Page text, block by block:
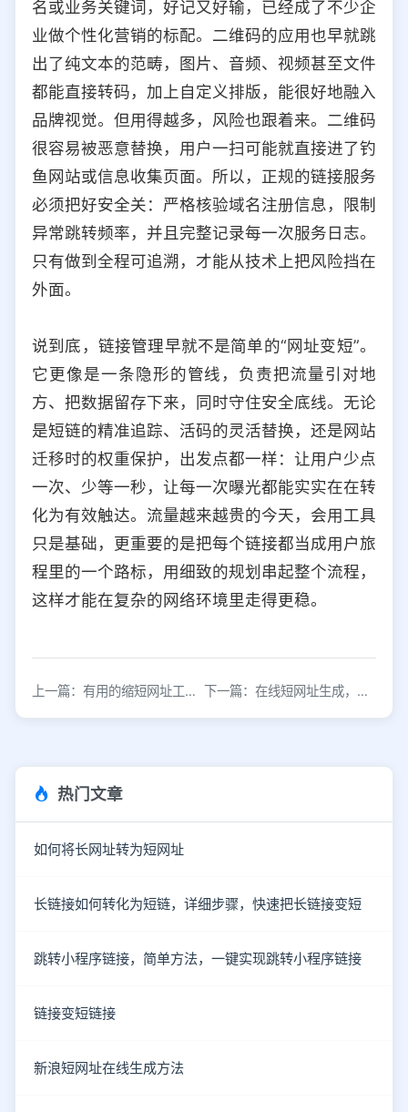
名或业务关键词，好记又好输，已经成了不少企
业做个性化营销的标配。二维码的应用也早就跳
出了纯文本的范畴，图片、音频、视频甚至文件
都能直接转码，加上自定义排版，能很好地融入
品牌视觉。但用得越多，风险也跟着来。二维码
很容易被恶意替换，用户一扫可能就直接进了钓
鱼网站或信息收集页面。所以，正规的链接服务
必须把好安全关：严格核验域名注册信息，限制
异常跳转频率，并且完整记录每一次服务日志。
只有做到全程可追溯，才能从技术上把风险挡在
外面。
说到底，链接管理早就不是简单的“网址变短”。
它更像是一条隐形的管线，负责把流量引对地
方、把数据留存下来，同时守住安全底线。无论
是短链的精准追踪、活码的灵活替换，还是网站
迁移时的权重保护，出发点都一样：让用户少点
一次、少等一秒，让每一次曝光都能实实在在转
化为有效触达。流量越来越贵的今天，会用工具
只是基础，更重要的是把每个链接都当成用户旅
程里的一个路标，用细致的规划串起整个流程，
这样才能在复杂的网络环境里走得更稳。
上一篇：有用的缩短网址工具，便于推广和转化 下一篇：在线短网址生成，高效引流便捷使用
热门文章
如何将长网址转为短网址
长链接如何转化为短链，详细步骤，快速把长链接变短
跳转小程序链接，简单方法，一键实现跳转小程序链接
链接变短链接
新浪短网址在线生成方法